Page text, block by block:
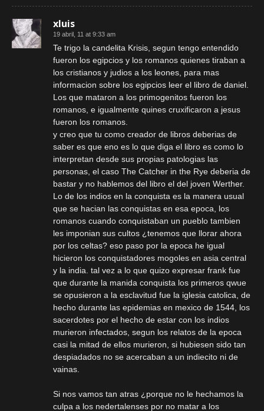
xluis
19 abril, 11 at 9:33 am
Te trigo la candelita Krisis, segun tengo entendido
fueron los egipcios y los romanos quienes tiraban a
los cristianos y judios a los leones, para mas
informacion sobre los egipcios leer el libro de daniel.
Los que mataron a los primogenitos fueron los
romanos, e igualmente quines cruxificaron a jesus
fueron los romanos.
y creo que tu como creador de libros deberias de
saber es que eno es lo que diga el libro es como lo
interpretan desde sus propias patologias las
personas, el caso The Catcher in the Rye deberia de
bastar y no hablemos del libro el del joven Werther.
Lo de los indios en la conquista es la manera usual
que se hacian las conquistas en esa epoca, los
romanos cuando conquistaban un pueblo tambien
les imponian sus cultos ¿tenemos que llorar ahora
por los celtas? eso paso por la epoca he igual
hicieron los conquistadores mogoles en asia central
y la india. tal vez a lo que quizo expresar frank fue
que durante la manida conquista los primeros qwue
se opusieron a la esclavitud fue la iglesia catolica, de
hecho durante las epidemias en mexico de 1544, los
sacerdotes por el hecho de estar con los indios
murieron infectados, segun los relatos de la epoca
casi la mitad de ellos murieron, si hubiesen sido tan
despiadados no se acercaban a un indiecito ni de
vainas.
Si nos vamos tan atras ¿porque no le hechamos la
culpa a los nedertalenses por no matar a los